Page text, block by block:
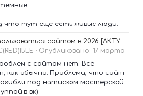
что тут ещё есть живые люди.
Гайд как пользоваться сайтом в 2026 [АКТУАЛЬНО✅]
· Опубликовано: 17 марта
с сайтом нет. Всё
как обычно. Проблема, что сайт
под натиском мастерской
в вк)